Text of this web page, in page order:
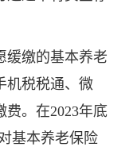
缓缴的基本养老
机税税通、微
费。在2023年底
基本养老保险